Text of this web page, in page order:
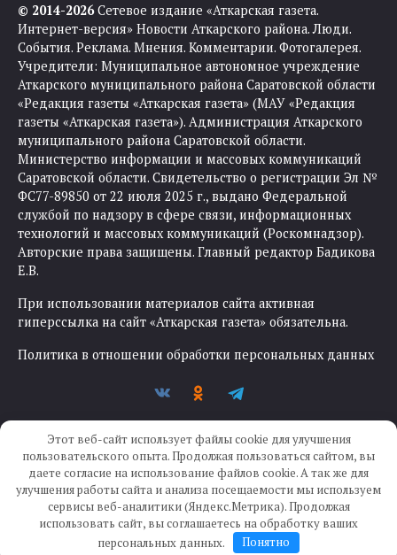
© 2014-2026Сетевое издание «Аткарская газета.
Интернет-версия» Новости Аткарского района. Люди.
События. Реклама. Мнения. Комментарии. Фотогалерея.
Учредители: Муниципальное автономное учреждение
Аткарского муниципального района Саратовской области
«Редакция газеты «Аткарская газета» (МАУ «Редакция
газеты «Аткарская газета»). Администрация Аткарского
муниципального района Саратовской области.
Министерство информации и массовых коммуникаций
Саратовской области. Свидетельство о регистрации Эл №
ФС77-89850 от 22 июля 2025 г., выдано Федеральной
службой по надзору в сфере связи, информационных
технологий и массовых коммуникаций (Роскомнадзор).
Авторские права защищены. Главный редактор Бадикова
Е.В.
При использовании материалов сайта активная
гиперссылка на сайт «Аткарская газета» обязательна.
Политика в отношении обработки персональных данных
Создание сайта —IKWEB
Этот веб-сайт использует файлы cookie для улучшения
пользовательского опыта. Продолжая пользоваться сайтом, вы
даете согласие на использование файлов cookie. А так же для
улучшения работы сайта и анализа посещаемости мы используем
сервисы веб-аналитики (Яндекс.Метрика). Продолжая
использовать сайт, вы соглашаетесь на обработку ваших
персональных данных.
Понятно